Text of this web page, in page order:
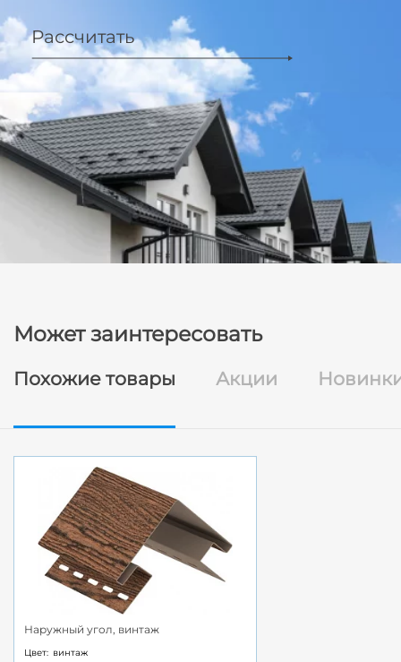
Рассчитать
Может заинтересовать
Похожие товары Акции
Наружный угол, винтаж
Цвет: винтаж